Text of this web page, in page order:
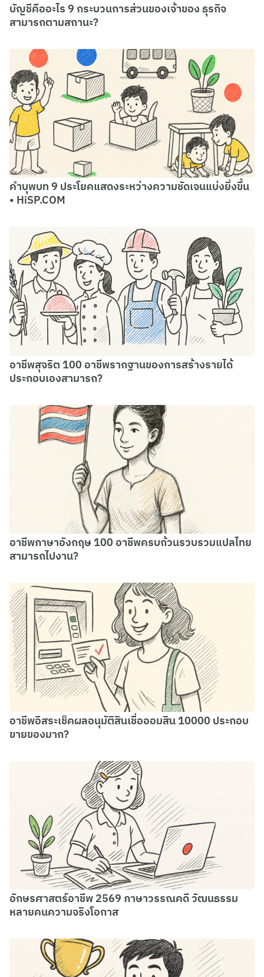
บัญชีคืออะไร 9 กระบวนการส่วนของเจ้าของ ธุรกิจ
สามารถตามสถานะ?
คำบุพบท 9 ประโยคแสดงระหว่างความชัดเจนแบ่งยิ่งขึ้น
• HiSP.COM
อาชีพสุจริต 100 อาชีพรากฐานของการสร้างรายได้
ประกอบเองสามารถ?
อาชีพภาษาอังกฤษ 100 อาชีพครบถ้วนรวบรวมแปลไทย
สามารถไปงาน?
อาชีพอิสระเช็คผลอนุมัติสินเชื่อออมสิน 10000 ประกอบ
ขายของมาก?
อักษรศาสตร์อาชีพ 2569 ภาษาวรรณคดี วัฒนธรรม
หลายคนความจริงโอกาส